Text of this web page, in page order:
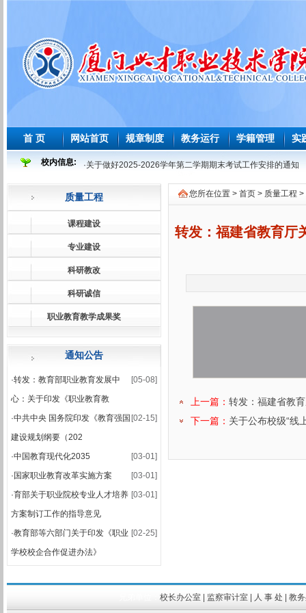
首 页 网站首页 规章制度 教务运行 学籍管理 实
校内信息: ·关于做好2025-2026学年第二学期期末考试工作安排的通知
2025-2026 学年度第二学期必修课程重修教学与考试安排表
·2026年师范生教育教学能力测试安排表
·2026届及往届毕业生必修课程补学分教学与考试安排表
·关于做好2026届及往届毕业生必修课、选修课程补学分报考
·2025-2026学年第一学期课程补考考试安排表
·关于做好2025-2026学年第一学期课程补考工作的通知
·关于公布2025-2026学年第一学期期末集中考试安排的通知
质量工程
课程建设
专业建设
科研教改
科研诚信
职业教育教学成果奖
通知公告
[05-08]
·转发：教育部职业教育发展中
心：关于印发《职业教育教
[02-15]
·中共中央 国务院印发《教育强国
建设规划纲要（202
[03-01]
·中国教育现代化2035
[03-01]
· 国家职业教育改革实施方案
[03-01]
·育部关于职业院校专业人才培养
方案制订工作的指导意见
[02-25]
·教育部等六部门关于印发《职业
学校校企合作促进办法》
您所在位置 > 首页 > 质量工程 >
转发：福建省教育厅
上一篇： 转发：福建省教
下一篇： 关于公布校级“线
校长办公室| 监察审计室| 人 事 处 教